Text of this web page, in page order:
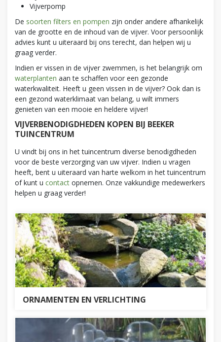
Vijverpomp
De soorten filters en pompen zijn onder andere afhankelijk
van de grootte en de inhoud van de vijver. Voor persoonlijk
advies kunt u uiteraard bij ons terecht, dan helpen wij u
graag verder.
Indien er vissen in de vijver zwemmen, is het belangrijk om
waterplanten aan te schaffen voor een gezonde
waterkwaliteit. Heeft u geen vissen in de vijver? Ook dan is
een gezond waterklimaat van belang, u wilt immers
genieten van een mooie en heldere vijver!
VIJVERBENODIGDHEDEN KOPEN BIJ BEEKER
TUINCENTRUM
U vindt bij ons in het tuincentrum diverse benodigdheden
voor de beste verzorging van uw vijver. Indien u vragen
heeft, bent u uiteraard van harte welkom in het tuincentrum
of kunt u contact opnemen. Onze vakkundige medewerkers
helpen u graag verder!
ORNAMENTEN EN VERLICHTING